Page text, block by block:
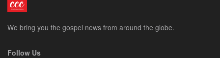
We bring you the gospel news from around the globe.
Follow Us